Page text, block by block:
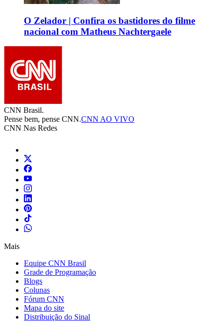
O Zelador | Confira os bastidores do filme
nacional com Matheus Nachtergaele
CNN Brasil.
Pense bem, pense CNN.CNN AO VIVO
CNN Nas Redes
Mais
Equipe CNN Brasil
Grade de Programação
Blogs
Colunas
Fórum CNN
Mapa do site
Distribuição do Sinal